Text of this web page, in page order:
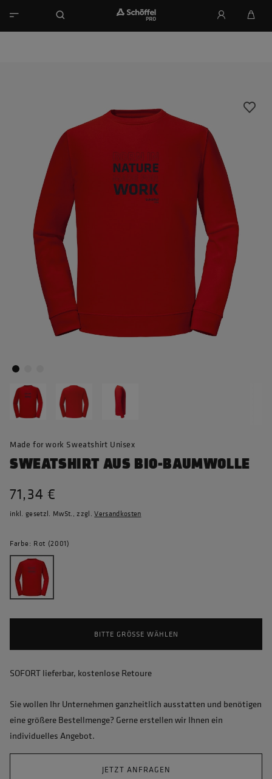
Made for work Sweatshirt Unisex
SWEATSHIRT AUS BIO-BAUMWOLLE
71,34 €
inkl. gesetzl. MwSt., zzgl.Versandkosten
Farbe: Rot (2001)
BITTE GRÖSSE WÄHLEN
SOFORT lieferbar, kostenlose Retoure
Sie wollen Ihr Unternehmen ganzheitlich ausstatten und benötigen
eine größere Bestellmenge? Gerne erstellen wir Ihnen ein
individuelles Angebot.
JETZT ANFRAGEN